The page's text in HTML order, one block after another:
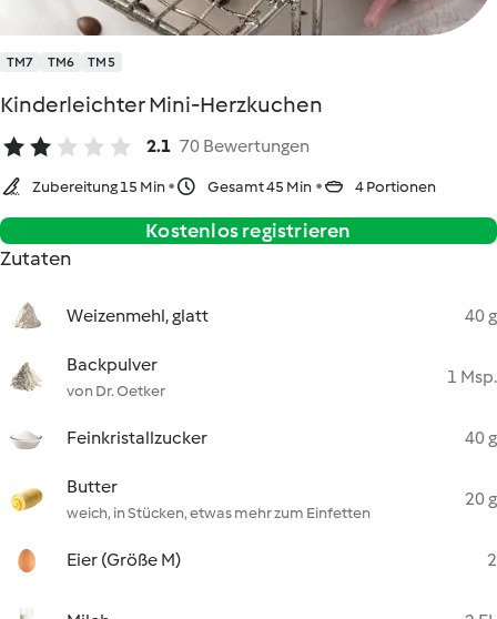
TM7 TM6 TM5
Kinderleichter Mini-Herzkuchen
2.1 70 Bewertungen
Zubereitung 15 Min Gesamt 45 Min 4 Portionen
Kostenlos registrieren
Zutaten
Weizenmehl, glatt 40 g
Backpulver
von Dr. Oetker
1 Msp.
Feinkristallzucker 40 g
Butter
weich, in Stücken, etwas mehr zum Einfetten
20 g
Eier (Größe M) 2